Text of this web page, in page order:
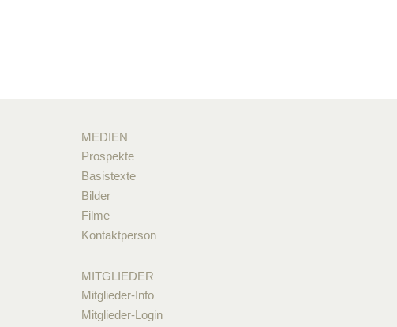
MEDIEN
Prospekte
Basistexte
Bilder
Filme
Kontaktperson
MITGLIEDER
Mitglieder-Info
Mitglieder-Login